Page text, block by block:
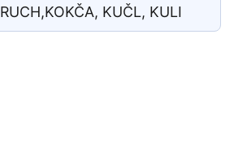
KUČL, KULI